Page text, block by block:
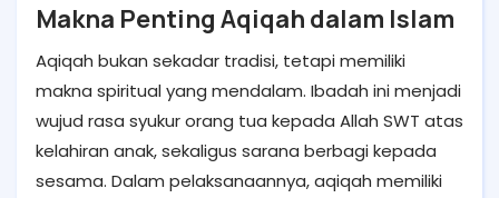
Makna Penting Aqiqah dalam Islam
Aqiqah bukan sekadar tradisi, tetapi memiliki
makna spiritual yang mendalam. Ibadah ini menjadi
wujud rasa syukur orang tua kepada Allah SWT atas
kelahiran anak, sekaligus sarana berbagi kepada
sesama. Dalam pelaksanaannya, aqiqah memiliki